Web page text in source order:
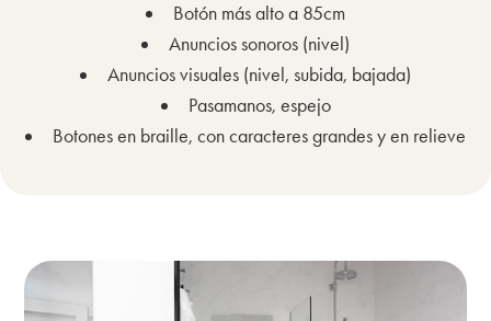
Botón más alto a 85cm
Anuncios sonoros (nivel)
Anuncios visuales (nivel, subida, bajada)
Pasamanos, espejo
Botones en braille, con caracteres grandes y en relieve